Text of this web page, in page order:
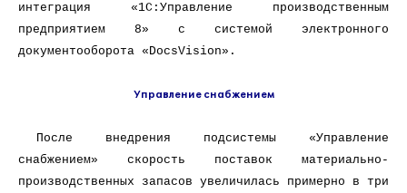
интеграция «1С:Управление производственным
предприятием 8» с системой электронного
документооборота «DocsVision».
Управление снабжением
После внедрения подсистемы «Управление
снабжением» скорость поставок материально-
производственных запасов увеличилась примерно в три